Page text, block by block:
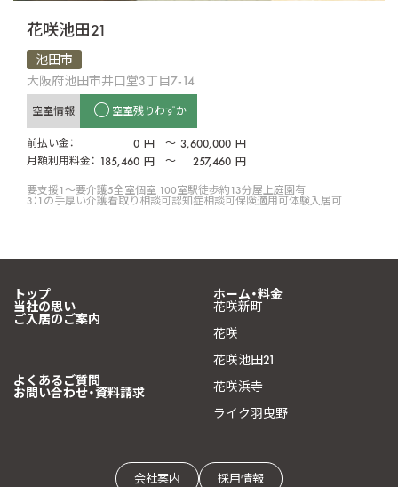
花咲池田21
池田市
大阪府池田市井口堂3丁目7-14
空室情報 空室残りわずか
前払い金： 0 円 〜 3,600,000 円
月額利用料金： 185,460 円 〜 257,460 円
要支援1〜要介護5全室個室 100室駅徒歩約13分屋上庭園有
3：1の手厚い介護看取り相談可認知症相談可保険適用可体験入居可
トップ
当社の思い
ご入居のご案内
ホーム・料金
花咲新町
花咲
花咲池田21
花咲浜寺
ライク羽曳野
よくあるご質問
お問い合わせ・資料請求
会社案内 採用情報